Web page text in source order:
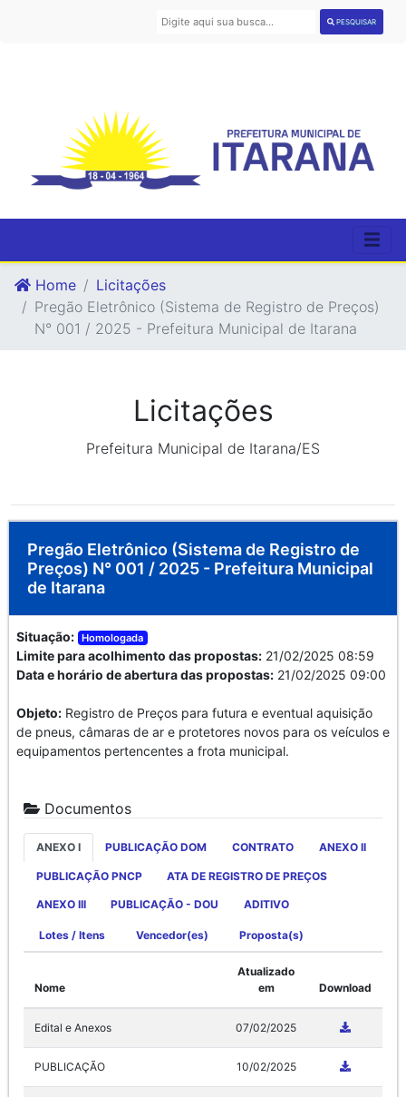
PESQUISAR
Home
Licitações
Pregão Eletrônico (Sistema de Registro de Preços)
N° 001 / 2025 - Prefeitura Municipal de Itarana
Licitações
Prefeitura Municipal de Itarana/ES
Pregão Eletrônico (Sistema de Registro de
Preços) N° 001 / 2025 - Prefeitura Municipal
de Itarana
Situação: Homologada
Limite para acolhimento das propostas: 21/02/2025 08:59
Data e horário de abertura das propostas: 21/02/2025 09:00
Objeto: Registro de Preços para futura e eventual aquisição
de pneus, câmaras de ar e protetores novos para os veículos e
equipamentos pertencentes a frota municipal.
Documentos
ANEXO I PUBLICAÇÃO DOM CONTRATO ANEXO II
PUBLICAÇÃO PNCP ATA DE REGISTRO DE PREÇOS
ANEXO III PUBLICAÇÃO - DOU ADITIVO
Lotes / Itens Vencedor(es) Proposta(s)
Nome
Atualizado
em
Download
Edital e Anexos 07/02/2025
PUBLICAÇÃO 10/02/2025